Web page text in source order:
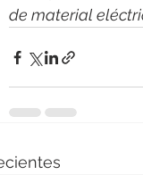
de material